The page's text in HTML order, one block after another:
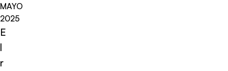
MAYO
2025
E
l
r